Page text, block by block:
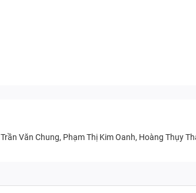
Văn Chung, Phạm Thị Kim Oanh, Hoàng Thụy